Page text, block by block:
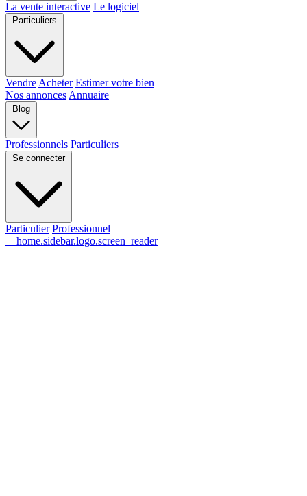
La vente interactive Le logiciel
Particuliers
Vendre Acheter Estimer votre bien
Nos annonces Annuaire
Blog
Professionnels Particuliers
Se connecter
Particulier Professionnel
__home.sidebar.logo.screen_reader